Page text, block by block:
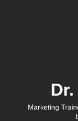
Marketing